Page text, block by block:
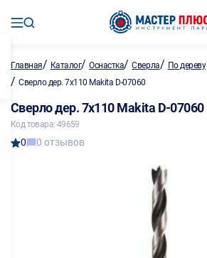
Главная/ Каталог/Оснастка/Сверла/ По дереву
/ Сверло дер. 7х110 Makita D-07060
Сверло дер. 7х110 Makita D-07060
Код товара: 49659
0 0 отзывов